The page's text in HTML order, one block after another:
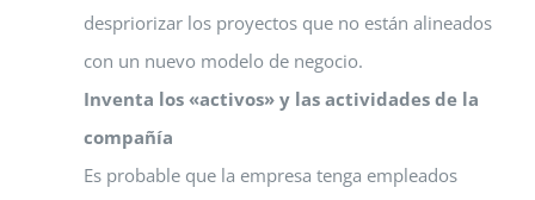
despriorizar los proyectos que no están alineados
con un nuevo modelo de negocio.
Inventa los «activos» y las actividades de la
compañía
Es probable que la empresa tenga empleados